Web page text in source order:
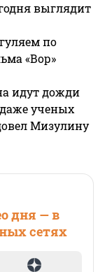
выглядит
по
«Вор»
идут дожди
ученых
Мизулину
дня — в
сетях